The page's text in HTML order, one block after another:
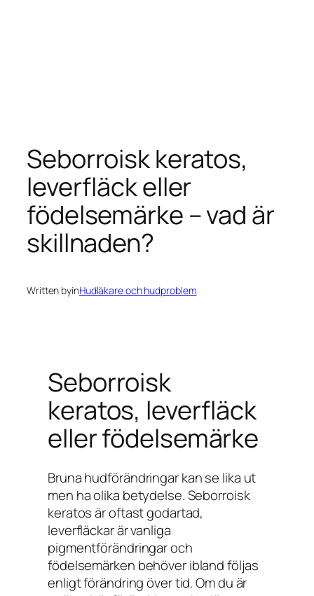
Seborroisk keratos,
leverfläck eller
födelsemärke – vad är
skillnaden?
Written byinHudläkare och hudproblem
Seborroisk
keratos, leverfläck
eller födelsemärke
Bruna hudförändringar kan se lika ut
men ha olika betydelse. Seborroisk
keratos är oftast godartad,
leverfläckar är vanliga
pigmentförändringar och
födelsemärken behöver ibland följas
enligt förändring över tid. Om du är